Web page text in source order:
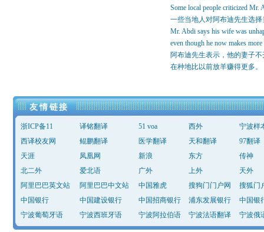
Some local people criticized Mr.
一些当地人对阿布迪先生选
Mr. Abdi says his wife was
even though he now makes
阿布迪先生表示，他的妻子
在种地比以前放羊赚得更多。
友情链接
浙ICP备11 译铭翻译 51 voa 西外
宁波样
西译校友网
鲲鹏翻译 医学翻译 天和翻译
97翻译
天涯
凤凰网 新浪 东方
传神
北二外
爱北语 广外 上外
天外
阿里巴巴英文站
阿里巴巴中文站 中国雅虎 搜狗门门户网
搜狐门
中国银行
中国建设银行 中国招商银行 浦东发展银行
中国银
宁波葡萄牙语
宁波西班牙语 宁波阿拉伯语 宁波法语翻译 宁波俄